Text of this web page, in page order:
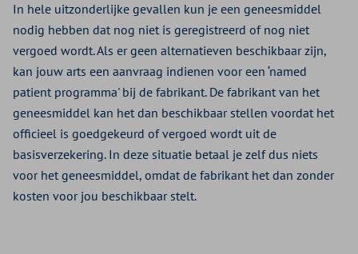
In hele uitzonderlijke gevallen kun je een geneesmiddel
nodig hebben dat nog niet is geregistreerd of nog niet
vergoed wordt. Als er geen alternatieven beschikbaar zijn,
kan jouw arts een aanvraag indienen voor een ‘named
patient programma' bij de fabrikant. De fabrikant van het
geneesmiddel kan het dan beschikbaar stellen voordat het
officieel is goedgekeurd of vergoed wordt uit de
basisverzekering. In deze situatie betaal je zelf dus niets
voor het geneesmiddel, omdat de fabrikant het dan zonder
kosten voor jou beschikbaar stelt.